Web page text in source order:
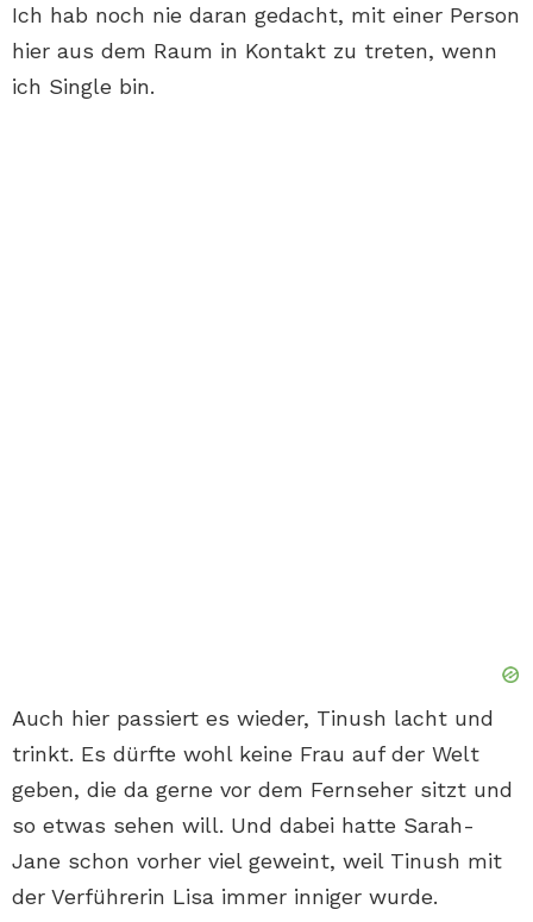
Ich hab noch nie daran gedacht, mit einer Person
hier aus dem Raum in Kontakt zu treten, wenn
ich Single bin.
Auch hier passiert es wieder, Tinush lacht und
trinkt. Es dürfte wohl keine Frau auf der Welt
geben, die da gerne vor dem Fernseher sitzt und
so etwas sehen will. Und dabei hatte Sarah-
Jane schon vorher viel geweint, weil Tinush mit
der Verführerin Lisa immer inniger wurde.